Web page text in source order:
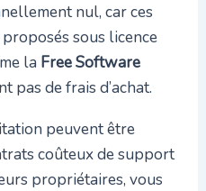
nul, car ces
sous licence
la Free Software
pas de frais d’achat.
peuvent être
coûteux de support
propriétaires, vous